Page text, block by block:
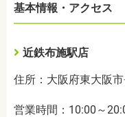
基本情報・アクセス
近鉄布施駅店
住所：大阪府東大阪
営業時間：10:00～